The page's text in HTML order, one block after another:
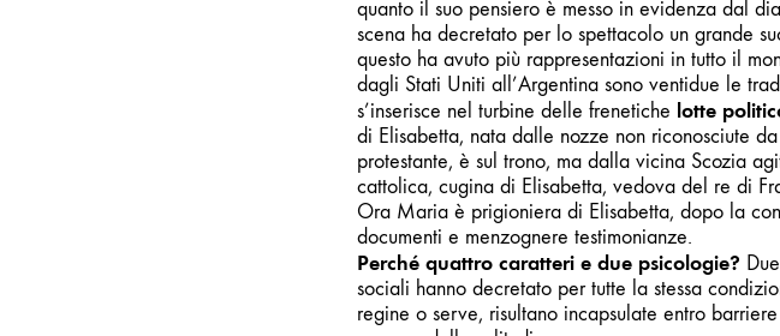
quanto il suo pensiero è messo in evidenza dal
scena ha decretato per lo spettacolo un grande
questo ha avuto più rappresentazioni in tutto il
dagli Stati Uniti all’Argentina sono ventidue le
s’inserisce nel turbine delle frenetiche lotte
di Elisabetta, nata dalle nozze non riconosciute
protestante, è sul trono, ma dalla vicina Scozia
cattolica, cugina di Elisabetta, vedova del re di
Ora Maria è prigioniera di Elisabetta, dopo la
documenti e menzognere testimonianze.
Perché quattro caratteri e due psicologie?
sociali hanno decretato per tutte la stessa
regine o serve, risultano incapsulate entro